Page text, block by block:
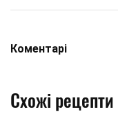
Коментарі
Схожі рецепти